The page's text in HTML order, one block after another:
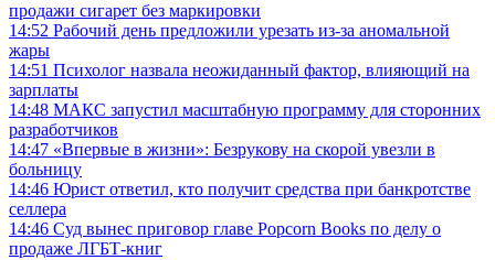
продажи сигарет без маркировки
14:52 Рабочий день предложили урезать из-за аномальной
жары
14:51 Психолог назвала неожиданный фактор, влияющий на
зарплаты
14:48 МАКС запустил масштабную программу для сторонних
разработчиков
14:47 «Впервые в жизни»: Безрукову на скорой увезли в
больницу
14:46 Юрист ответил, кто получит средства при банкротстве
селлера
14:46 Суд вынес приговор главе Popcorn Books по делу о
продаже ЛГБТ-книг